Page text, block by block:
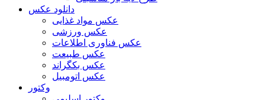
دانلود عکس
عکس مواد غذایی
عکس ورزشی
عکس فناوری اطلاعات
عکس طبیعت
عکس بکگراند
عکس اتومبیل
وکتور